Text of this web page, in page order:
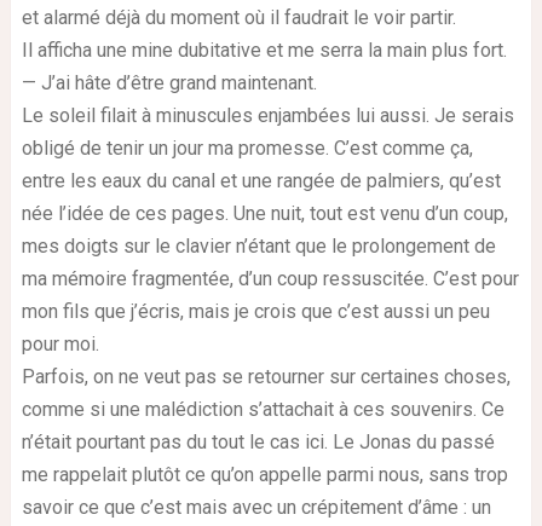
et alarmé déjà du moment où il faudrait le voir partir.
Il afficha une mine dubitative et me serra la main plus fort.
— J’ai hâte d’être grand maintenant.
Le soleil filait à minuscules enjambées lui aussi. Je serais
obligé de tenir un jour ma promesse. C’est comme ça,
entre les eaux du canal et une rangée de palmiers, qu’est
née l’idée de ces pages. Une nuit, tout est venu d’un coup,
mes doigts sur le clavier n’étant que le prolongement de
ma mémoire fragmentée, d’un coup ressuscitée. C’est pour
mon fils que j’écris, mais je crois que c’est aussi un peu
pour moi.
Parfois, on ne veut pas se retourner sur certaines choses,
comme si une malédiction s’attachait à ces souvenirs. Ce
n’était pourtant pas du tout le cas ici. Le Jonas du passé
me rappelait plutôt ce qu’on appelle parmi nous, sans trop
savoir ce que c’est mais avec un crépitement d’âme : un